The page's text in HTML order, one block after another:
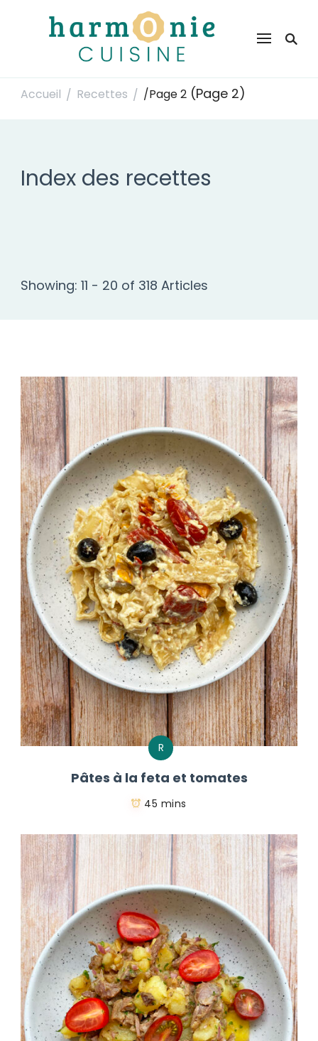
Harmonie Cuisine
Accueil / Recettes / /Page 2 (Page 2)
Index des recettes
Showing: 11 - 20 of 318 Articles
R
Pâtes à la feta et tomates
45 mins